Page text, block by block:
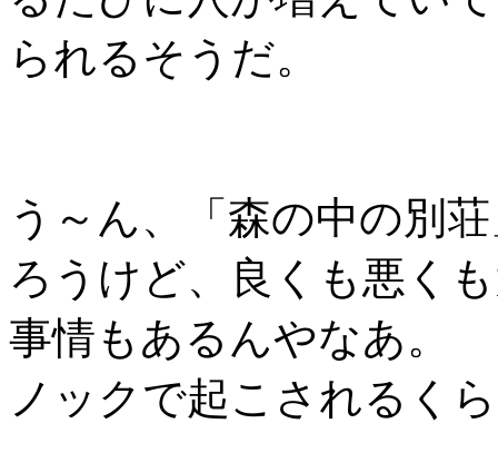
られるそうだ。
う～ん、「森の中の別
ろうけど、良くも悪く
事情もあるんやなあ。
ノックで起こされるく